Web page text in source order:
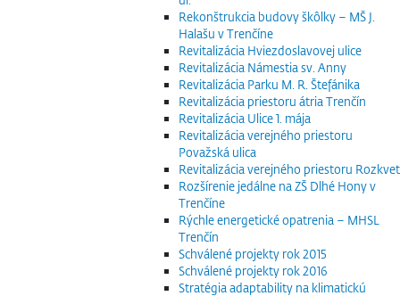
Rekonštrukcia budovy škôlky – MŠ J.
Halašu v Trenčíne
Revitalizácia Hviezdoslavovej ulice
Revitalizácia Námestia sv. Anny
Revitalizácia Parku M. R. Štefánika
Revitalizácia priestoru átria Trenčín
Revitalizácia Ulice 1. mája
Revitalizácia verejného priestoru
Považská ulica
Revitalizácia verejného priestoru Rozkvet
Rozšírenie jedálne na ZŠ Dlhé Hony v
Trenčíne
Rýchle energetické opatrenia – MHSL
Trenčín
Schválené projekty rok 2015
Schválené projekty rok 2016
Stratégia adaptability na klimatickú